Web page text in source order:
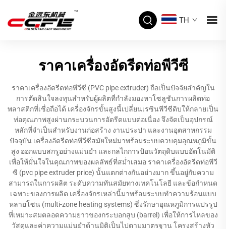
TH
ราคาเครื่องอัดรีดท่อพีวีซี
ราคาเครื่องอัดรีดท่อพีวีซี (PVC pipe extruder) ถือเป็นปัจจัยสำคัญใน
การตัดสินใจลงทุนสำหรับผู้ผลิตที่กำลังมองหาโซลูชันการผลิตท่อ
พลาสติกที่เชื่อถือได้ เครื่องจักรขั้นสูงนี้เปลี่ยนเรซินพีวีซีดิบให้กลายเป็น
ท่อคุณภาพสูงผ่านกระบวนการอัดรีดแบบต่อเนื่อง จึงจัดเป็นอุปกรณ์
หลักที่จำเป็นสำหรับงานก่อสร้าง งานประปา และงานอุตสาหกรรม
ปัจจุบัน เครื่องอัดรีดท่อพีวีซีสมัยใหม่มาพร้อมระบบควบคุมอุณหภูมิขั้น
สูง ออกแบบสกรูอย่างแม่นยำ และกลไกการป้อนวัตถุดิบแบบอัตโนมัติ
เพื่อให้มั่นใจในคุณภาพของผลลัพธ์ที่สม่ำเสมอ ราคาเครื่องอัดรีดท่อพีวี
ซี (pvc pipe extruder price) นั้นแตกต่างกันอย่างมาก ขึ้นอยู่กับความ
สามารถในการผลิต ระดับความทันสมัยทางเทคโนโลยี และข้อกำหนด
เฉพาะของการผลิต เครื่องจักรเหล่านี้มาพร้อมระบบทำความร้อนแบบ
หลายโซน (multi-zone heating systems) ซึ่งรักษาอุณหภูมิการแปรรูป
ที่เหมาะสมตลอดความยาวของกระบอกสูบ (barrel) เพื่อให้การไหลของ
วัสดุและค่าความแม่นยำด้านมิติเป็นไปตามมาตรฐาน โครงสร้างหัว